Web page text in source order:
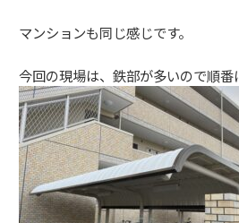
マンションも同じ感じです。
今回の現場は、鉄部が多いので順番